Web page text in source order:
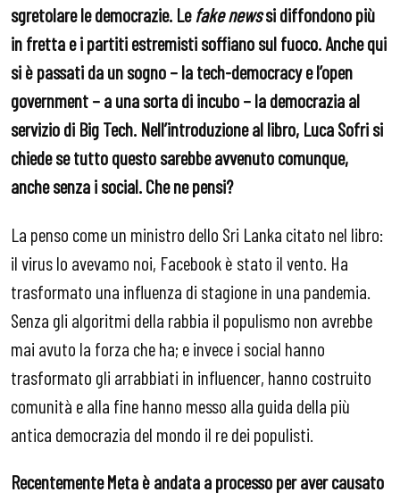
sgretolare le democrazie. Lefake newssi diffondono più
in fretta e i partiti estremisti soffiano sul fuoco. Anche qui
si è passati da un sogno – la tech-democracy e l’open
government – a una sorta di incubo – la democrazia al
servizio di Big Tech. Nell’introduzione al libro, Luca Sofri si
chiede se tutto questo sarebbe avvenuto comunque,
anche senza i social. Che ne pensi?
La penso come un ministro dello Sri Lanka citato nel libro:
il virus lo avevamo noi, Facebook è stato il vento. Ha
trasformato una influenza di stagione in una pandemia.
Senza gli algoritmi della rabbia il populismo non avrebbe
mai avuto la forza che ha; e invece i social hanno
trasformato gli arrabbiati in influencer, hanno costruito
comunità e alla fine hanno messo alla guida della più
antica democrazia del mondo il re dei populisti.
Recentemente Meta è andata a processo per aver causato